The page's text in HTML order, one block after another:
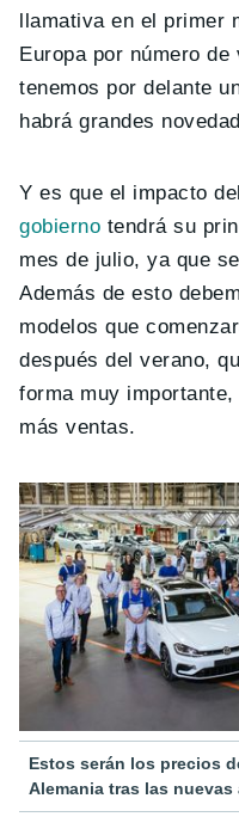
llamativa en el primer
Europa por número
tenemos por delante
habrá grandes
Y es que el impacto del
gobierno tendrá su
mes de julio, ya que
Además de esto
modelos que
después del verano,
forma muy
más ventas.
Estos serán los precios
Alemania tras las